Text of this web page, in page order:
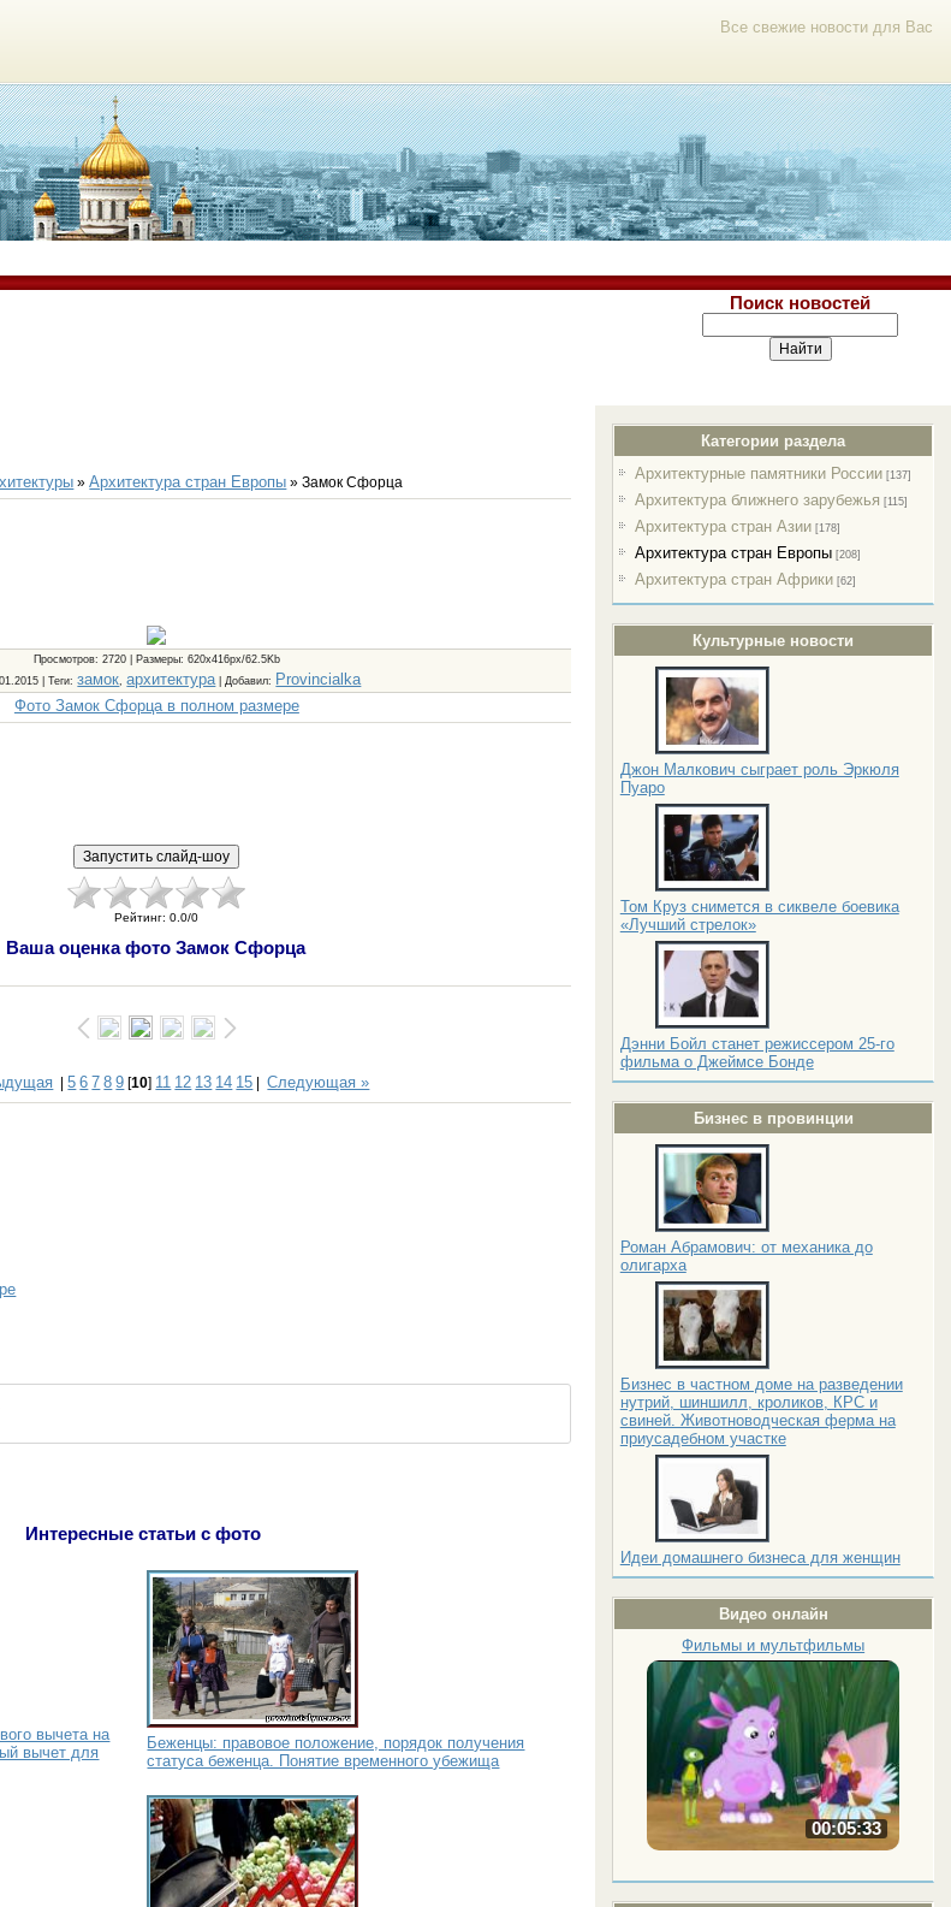
Все свежие новости для Вас
Поиск новостей
Категории раздела
Архитектурные памятники России [137]
Архитектура ближнего зарубежья [115]
Архитектура стран Азии [178]
Архитектура стран Европы [208]
Архитектура стран Африки [62]
Культурные новости
Джон Малкович сыграет роль Эркюля
Пуаро
Том Круз снимется в сиквеле боевика
«Лучший стрелок»
Дэнни Бойл станет режиссером 25-го
фильма о Джеймсе Бонде
Бизнес в провинции
Роман Абрамович: от механика до
олигарха
Бизнес в частном доме на разведении
нутрий, шиншилл, кроликов, КРС и
свиней. Животноводческая ферма на
приусадебном участке
Идеи домашнего бизнеса для женщин
Видео онлайн
Фильмы и мультфильмы
00:05:33
»Архитектура стран Европы » Замок Сфорца
Просмотров: 2720 | Размеры: 620x416px/62.5Kb
|Теги:замок ,архитектура Добавил: Provincialka
Фото Замок Сфорца в полном размере
Рейтинг: 0.0/0
Ваша оценка фото Замок Сфорца
|5 6 7 8 9 [10] 11 12 13 14 15 |Следующая »
Интересные статьи с фото
вычета на
вычет для
Беженцы: правовое положение, порядок получения
статуса беженца. Понятие временного убежища